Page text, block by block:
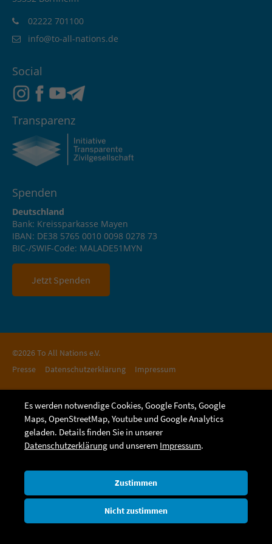
02222 701100
info@to-all-nations.de
Social
Transparenz
Spenden
Deutschland
Bank: Kreissparkasse Mayen
IBAN: DE38 5765 0010 0098 0278 73
BIC-/SWIF-Code: MALADE51MYN
Jetzt Spenden
©2026 To All Nations e.V.
Presse
Datenschutzerklärung Impressum
Es werden notwendige Cookies, Google Fonts, Google
Maps, OpenStreetMap, Youtube und Google Analytics
geladen. Details finden Sie in unserer
Datenschutzerklärung und unserem Impressum.
Zustimmen
Nicht zustimmen